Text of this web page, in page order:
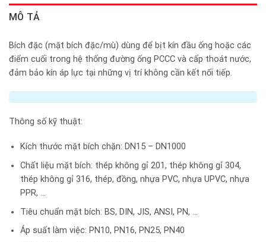
MÔ TẢ
Bích đặc (mặt bích đặc/mù) dùng để bịt kín đầu ống hoặc các
điểm cuối trong hệ thống đường ống PCCC và cấp thoát nước,
đảm bảo kín áp lực tại những vị trí không cần kết nối tiếp.
Thông số kỹ thuật:
Kích thước mặt bích chặn: DN15 – DN1000
Chất liệu mặt bích: thép không gỉ 201, thép không gỉ 304,
thép không gỉ 316, thép, đồng, nhựa PVC, nhựa UPVC, nhựa
PPR, …
Tiêu chuẩn mặt bích: BS, DIN, JIS, ANSI, PN, …
Áp suất làm việc: PN10, PN16, PN25, PN40